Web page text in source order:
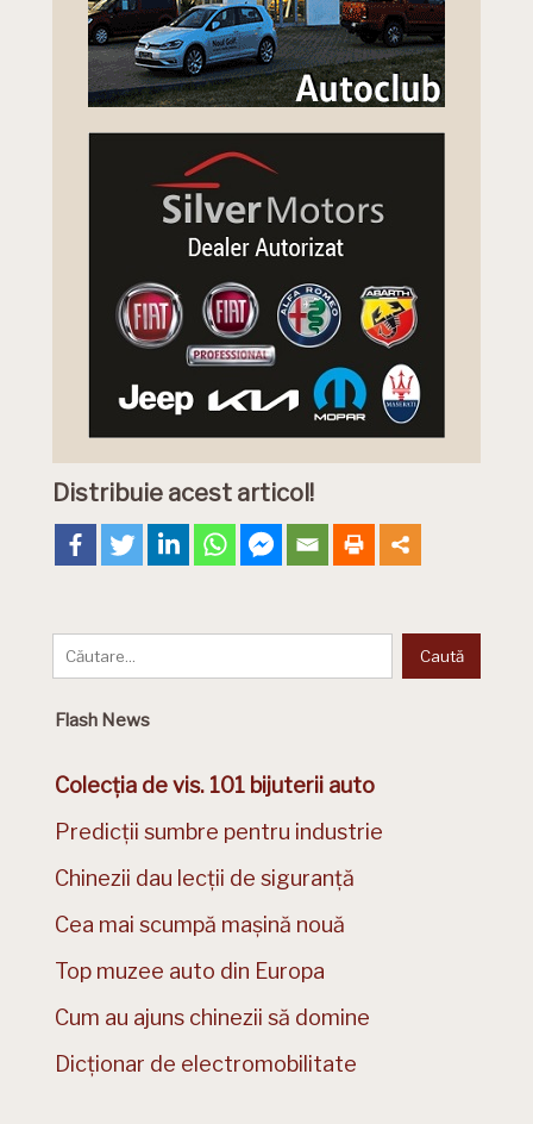
Distribuie acest articol!
Flash News
Colecția de vis. 101 bijuterii auto
Predicții sumbre pentru industrie
Chinezii dau lecții de siguranță
Cea mai scumpă mașină nouă
Top muzee auto din Europa
Cum au ajuns chinezii să domine
Dicționar de electromobilitate